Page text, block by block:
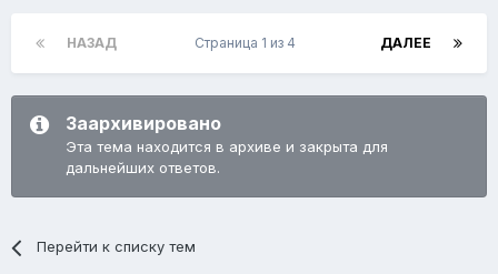
НАЗАД ДАЛЕЕ
Страница 1 из 4
Заархивировано
Эта тема находится в архиве и закрыта для
дальнейших ответов.
Перейти к списку тем